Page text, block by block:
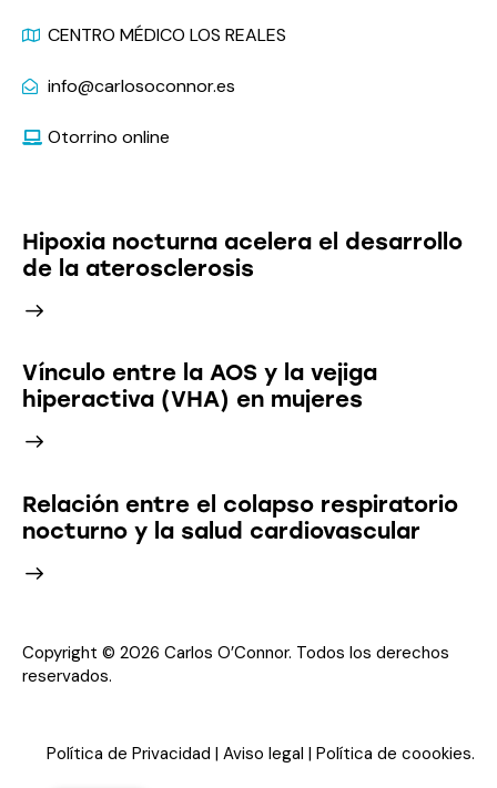
CENTRO MÉDICO LOS REALES
info@carlosoconnor.es
Otorrino online
Hipoxia nocturna acelera el desarrollo
de la aterosclerosis
Vínculo entre la AOS y la vejiga
hiperactiva (VHA) en mujeres
Relación entre el colapso respiratorio
nocturno y la salud cardiovascular
Copyright © 2026 Carlos O’Connor. Todos los derechos
reservados.
Política de Privacidad | Aviso legal | Política de coookies.